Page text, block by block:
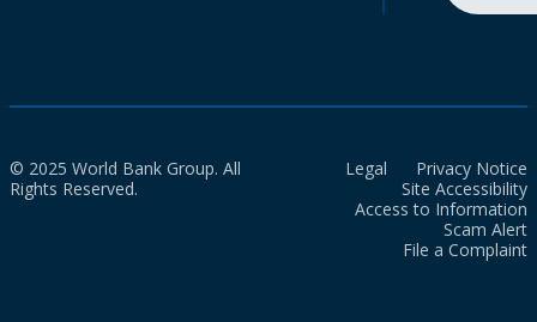
© 2025 World Bank Group. All
Rights Reserved.
Legal
Privacy Notice
Site Accessibility
Access to Information
Scam Alert
File a Complaint